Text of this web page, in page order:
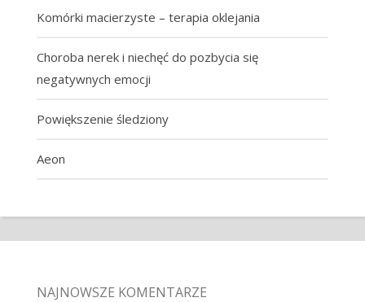
Komórki macierzyste – terapia oklejania
Choroba nerek i niechęć do pozbycia się
negatywnych emocji
Powiększenie śledziony
Aeon
NAJNOWSZE KOMENTARZE